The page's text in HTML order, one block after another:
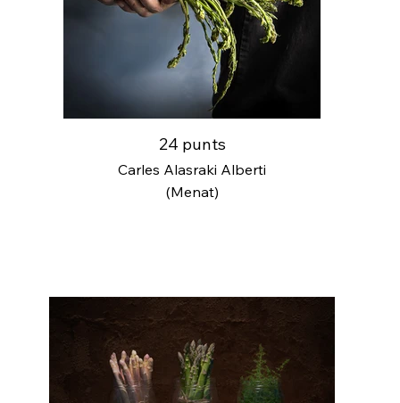
24 punts
Carles Alasraki Alberti
(Menat)